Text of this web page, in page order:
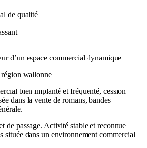
de qualité
d’un espace commercial dynamique
wallonne
bien implanté et fréquenté, cession
dans la vente de romans, bandes
de passage. Activité stable et reconnue
située dans un environnement commercial